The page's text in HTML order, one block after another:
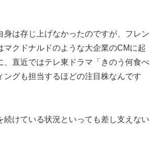
身は存じ上げなかったのですが、フレン
マクドナルドのような大企業のCMに起
、直近ではテレ東ドラマ「きのう何食べ
ングも担当するほどの注目株なんです
続けている状況といっても差し支えない